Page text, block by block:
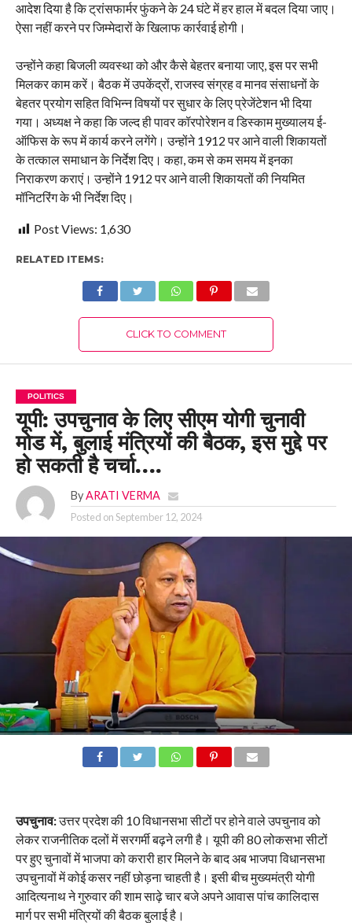
आदेश दिया है कि ट्रांसफार्मर फुंकने के 24 घंटे में हर हाल में बदल दिया जाए।
ऐसा नहीं करने पर जिम्मेदारों के खिलाफ कार्रवाई होगी।
उन्होंने कहा बिजली व्यवस्था को और कैसे बेहतर बनाया जाए, इस पर सभी
मिलकर काम करें। बैठक में उपकेंद्रों, राजस्व संग्रह व मानव संसाधनों के
बेहतर प्रयोग सहित विभिन्न विषयों पर सुधार के लिए प्रेजेंटेशन भी दिया
गया। अध्यक्ष ने कहा कि जल्द ही पावर कॉरपोरेशन व डिस्काम मुख्यालय ई-
ऑफिस के रूप में कार्य करने लगेंगे। उन्होंने 1912 पर आने वाली शिकायतों
के तत्काल समाधान के निर्देश दिए। कहा, कम से कम समय में इनका
निराकरण कराएं। उन्होंने 1912 पर आने वाली शिकायतों की नियमित
मॉनिटरिंग के भी निर्देश दिए।
Post Views: 1,630
RELATED ITEMS:
CLICK TO COMMENT
POLITICS
यूपी: उपचुनाव के लिए सीएम योगी चुनावी
मोड में, बुलाई मंत्रियों की बैठक, इस मुद्दे पर
हो सकती है चर्चा….
By ARATI VERMA
Posted onSeptember 12, 2024
उपचुनाव:उत्तर प्रदेश की 10 विधानसभा सीटों पर होने वाले उपचुनाव को
लेकर राजनीतिक दलों में सरगर्मी बढ़ने लगी है। यूपी की 80 लोकसभा सीटों
पर हुए चुनावों में भाजपा को करारी हार मिलने के बाद अब भाजपा विधानसभा
उपचुनावों में कोई कसर नहीं छोड़ना चाहती है। इसी बीच मुख्यमंत्री योगी
आदित्यनाथ ने गुरुवार की शाम साढ़े चार बजे अपने आवास पांच कालिदास
मार्ग पर सभी मंत्रियों की बैठक बुलाई है।